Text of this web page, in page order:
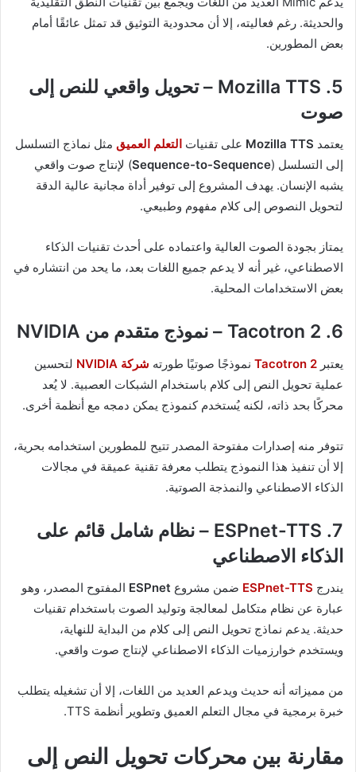
والحديثة. رغم فعاليته، إلا أن محدودية التوثيق قد تمثل عائقًا أمام
بعض المطورين.
5. Mozilla TTS – تحويل واقعي للنص إلى
صوت
يعتمد Mozilla TTS على تقنيات التعلم العميق مثل نماذج التسلسل
إلى التسلسل (Sequence-to-Sequence) لإنتاج صوت واقعي
يشبه الإنسان. يهدف المشروع إلى توفير أداة مجانية عالية الدقة
لتحويل النصوص إلى كلام مفهوم وطبيعي.
يمتاز بجودة الصوت العالية واعتماده على أحدث تقنيات الذكاء
الاصطناعي، غير أنه لا يدعم جميع اللغات بعد، ما يحد من انتشاره في
بعض الاستخدامات المحلية.
6. Tacotron 2 – نموذج متقدم من NVIDIA
يعتبر Tacotron 2 نموذجًا صوتيًا طورته شركة NVIDIA
لتحسين
عملية تحويل النص إلى كلام باستخدام الشبكات العصبية. لا يُعد
محركًا بحد ذاته، لكنه يُستخدم كنموذج يمكن دمجه مع أنظمة أخرى.
تتوفر منه إصدارات مفتوحة المصدر تتيح للمطورين استخدامه بحرية،
إلا أن تنفيذ هذا النموذج يتطلب معرفة تقنية عميقة في مجالات
الذكاء الاصطناعي والنمذجة الصوتية.
7. ESPnet-TTS – نظام شامل قائم على
الذكاء الاصطناعي
يندرج ESPnet-TTS ضمن مشروع ESPnet المفتوح المصدر، وهو
عبارة عن نظام متكامل لمعالجة وتوليد الصوت باستخدام تقنيات
حديثة. يدعم نماذج تحويل النص إلى كلام من البداية للنهاية،
ويستخدم خوارزميات الذكاء الاصطناعي لإنتاج صوت واقعي.
من مميزاته أنه حديث ويدعم العديد من اللغات، إلا أن تشغيله يتطلب
خبرة برمجية في مجال التعلم العميق وتطوير أنظمة TTS.
مقارنة بين محركات تحويل النص إلى